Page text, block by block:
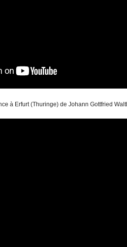
à Erfurt (Thuringe) de Johann Gottfried